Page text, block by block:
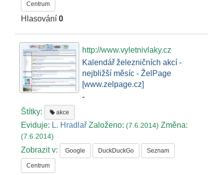
Centrum
Hlasování0
http://www.vyletnivlaky.cz
Kalendář železničních akcí -
nejbližší měsíc - ŽelPage
[www.zelpage.cz]
-
Štítky:
akce
Eviduje: L. Hradlař Založeno:(7.6.2014)Změna:
(7.6.2014)
Zobrazit v: Google DuckDuckGo Seznam
Centrum